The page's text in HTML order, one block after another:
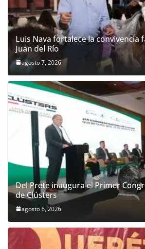
Luis Nava fortalece la convivencia
Juan del Río
agosto 7, 2026
Del Prete inaugura el Primer
de Clústers
agosto 6, 2026